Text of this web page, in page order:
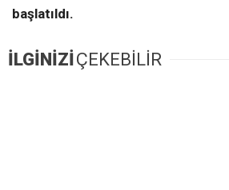
başlatıldı.
İLGİNİZİÇEKEBİLİR